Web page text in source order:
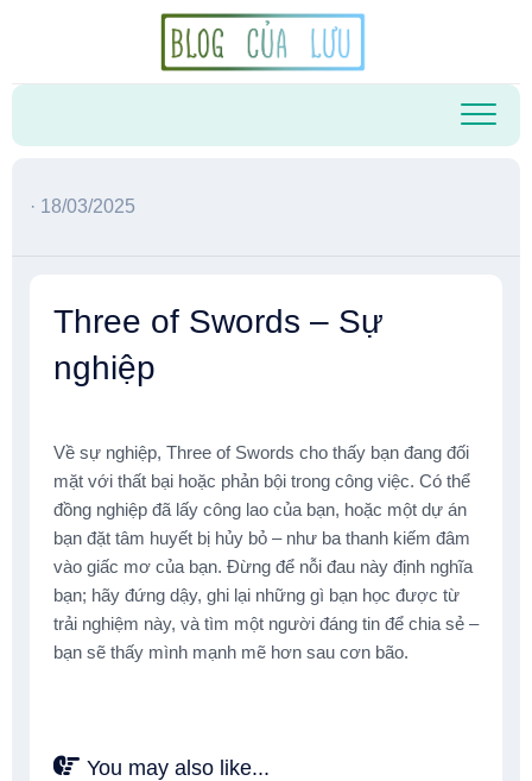
· 18/03/2025
Three of Swords – Sự
nghiệp
Về sự nghiệp, Three of Swords cho thấy bạn đang đối
mặt với thất bại hoặc phản bội trong công việc. Có thể
đồng nghiệp đã lấy công lao của bạn, hoặc một dự án
bạn đặt tâm huyết bị hủy bỏ – như ba thanh kiếm đâm
vào giấc mơ của bạn. Đừng để nỗi đau này định nghĩa
bạn; hãy đứng dậy, ghi lại những gì bạn học được từ
trải nghiệm này, và tìm một người đáng tin để chia sẻ –
bạn sẽ thấy mình mạnh mẽ hơn sau cơn bão.
You may also like...